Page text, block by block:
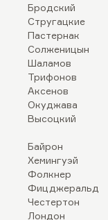
Бродский
Стругацкие
Пастернак
Солженицын
Шаламов
Трифонов
Аксенов
Окуджава
Высоцкий
Байрон
Хемингуэй
Фолкнер
Фицджеральд
Честертон
Лондон